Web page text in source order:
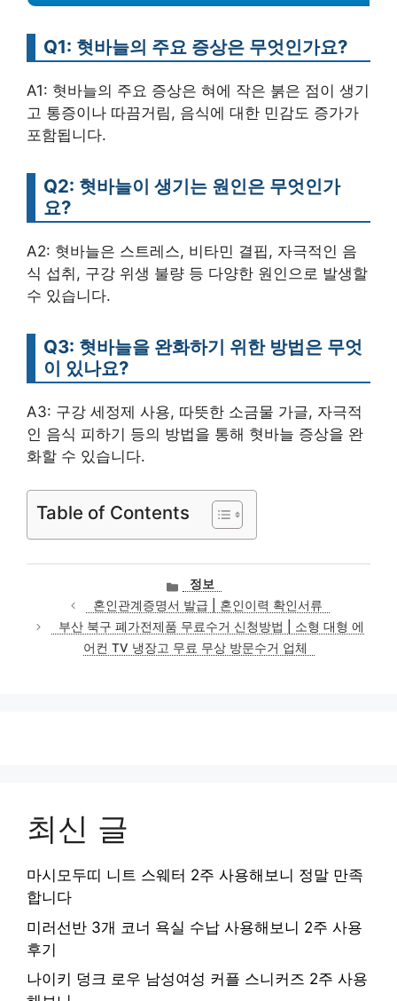
Q1: 혓바늘의 주요 증상은 무엇인가요?
A1: 혓바늘의 주요 증상은 혀에 작은 붉은 점이 생기
고 통증이나 따끔거림, 음식에 대한 민감도 증가가
포함됩니다.
Q2: 혓바늘이 생기는 원인은 무엇인가
요?
A2: 혓바늘은 스트레스, 비타민 결핍, 자극적인 음
식 섭취, 구강 위생 불량 등 다양한 원인으로 발생할
수 있습니다.
Q3: 혓바늘을 완화하기 위한 방법은 무엇
이 있나요?
A3: 구강 세정제 사용, 따뜻한 소금물 가글, 자극적
인 음식 피하기 등의 방법을 통해 혓바늘 증상을 완
화할 수 있습니다.
Table of Contents
카
테
고
리
정보
혼인관계증명서 발급 | 혼인이력 확인서류
부산 북구 폐가전제품 무료수거 신청방법 | 소형 대형 에
어컨 TV 냉장고 무료 무상 방문수거 업체
최신 글
마시모두띠 니트 스웨터 2주 사용해보니 정말 만족
합니다
미러선반 3개 코너 욕실 수납 사용해보니 2주 사용
후기
나이키 덩크 로우 남성여성 커플 스니커즈 2주 사용